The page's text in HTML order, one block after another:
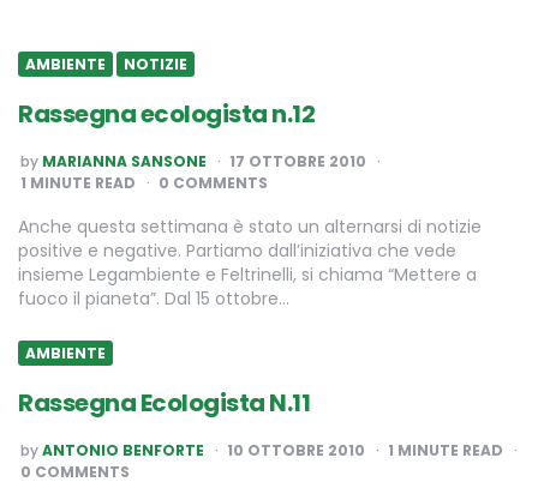
AMBIENTE NOTIZIE
Rassegna ecologista n.12
POSTED
BY
by MARIANNA SANSONE
17 OTTOBRE 2010
1 MINUTE READ 0 COMMENTS
Anche questa settimana è stato un alternarsi di notizie
positive e negative. Partiamo dall’iniziativa che vede
insieme Legambiente e Feltrinelli, si chiama “Mettere a
fuoco il pianeta”. Dal 15 ottobre…
AMBIENTE
Rassegna Ecologista N.11
POSTED
BY
byANTONIO BENFORTE 10 OTTOBRE 2010 1 MINUTE READ
0 COMMENTS